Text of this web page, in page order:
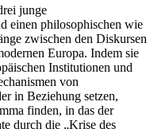
junge
einen philosophischen wie
zwischen den Diskursen
Europa. Indem sie
Institutionen und
von
in Beziehung setzen,
finden, in das der
durch die „Krise des